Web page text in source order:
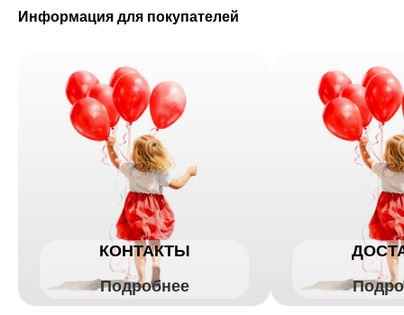
Информация для покупателей
КОНТАКТЫ
Подробнее